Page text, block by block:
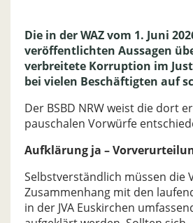
Die in der WAZ vom 1. Juni
veröffentlichten Aussagen
verbreitete Korruption im
bei vielen Beschäftigten auf
Der BSBD NRW weist die dort
pauschalen Vorwürfe
Aufklärung ja –
Selbstverständlich müssen die
Zusammenhang mit den
in der JVA Euskirchen